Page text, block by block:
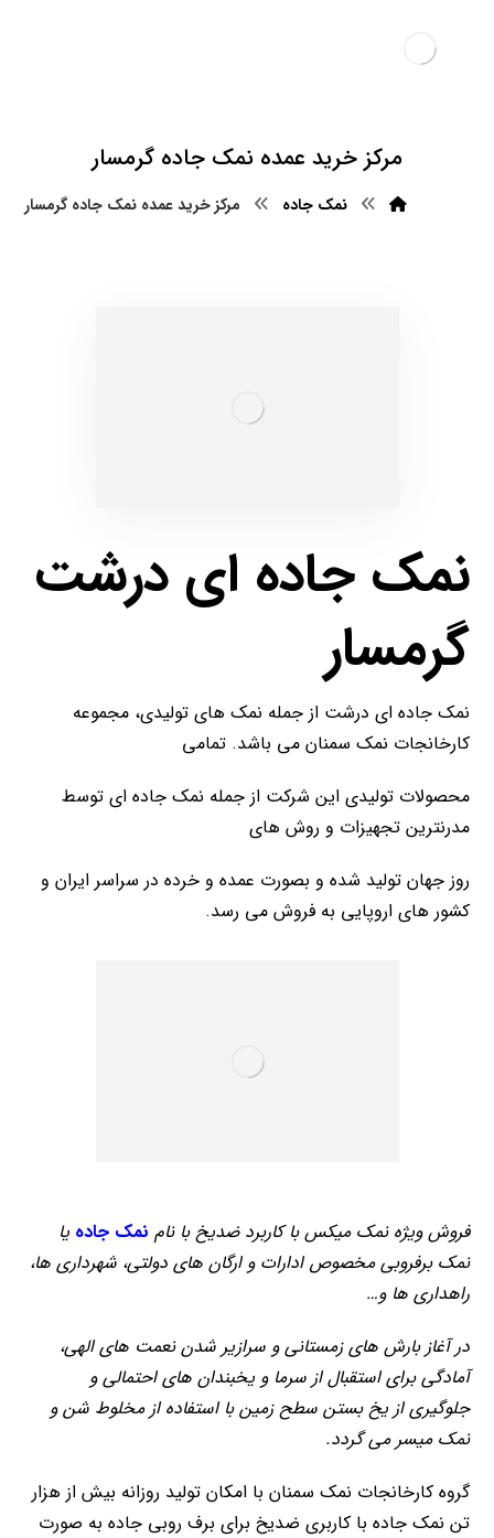
مرکز خرید عمده نمک جاده گرمسار
نمک جاده مرکز خرید عمده نمک جاده گرمسار
نمک جاده ای درشت
گرمسار
نمک جاده ای درشت از جمله نمک های تولیدی، مجموعه
کارخانجات نمک سمنان می باشد. تمامی
محصولات تولیدی این شرکت از جمله نمک جاده ای توسط
مدرنترین تجهیزات و روش های
روز جهان تولید شده و بصورت عمده و خرده در سراسر ایران و
کشور های اروپایی به فروش می رسد.
فروش ویژه نمک میکس با کاربرد ضدیخ با نام نمک جاده یا
نمک برفروبی مخصوص ادارات و ارگان های دولتی، شهرداری ها،
راهداری ها و…
در آغاز بارش های زمستانی و سرازیر شدن نعمت های الهی،
آمادگی برای استقبال از سرما و یخبندان های احتمالی و
جلوگیری از یخ بستن سطح زمین با استفاده از مخلوط شن و
نمک میسر می گردد.
گروه کارخانجات نمک سمنان با امکان تولید روزانه بیش از هزار
تن نمک جاده با کاربری ضدیخ برای برف روبی جاده به صورت